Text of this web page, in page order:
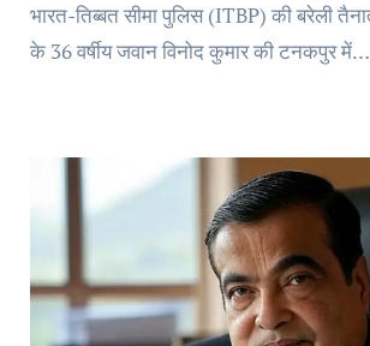
भारत-तिब्बत सीमा पुलिस (ITBP) की बरेली तैनात तीसरी बटालियन
के 36 वर्षीय जवान विनोद कुमार की टनकपुर में…